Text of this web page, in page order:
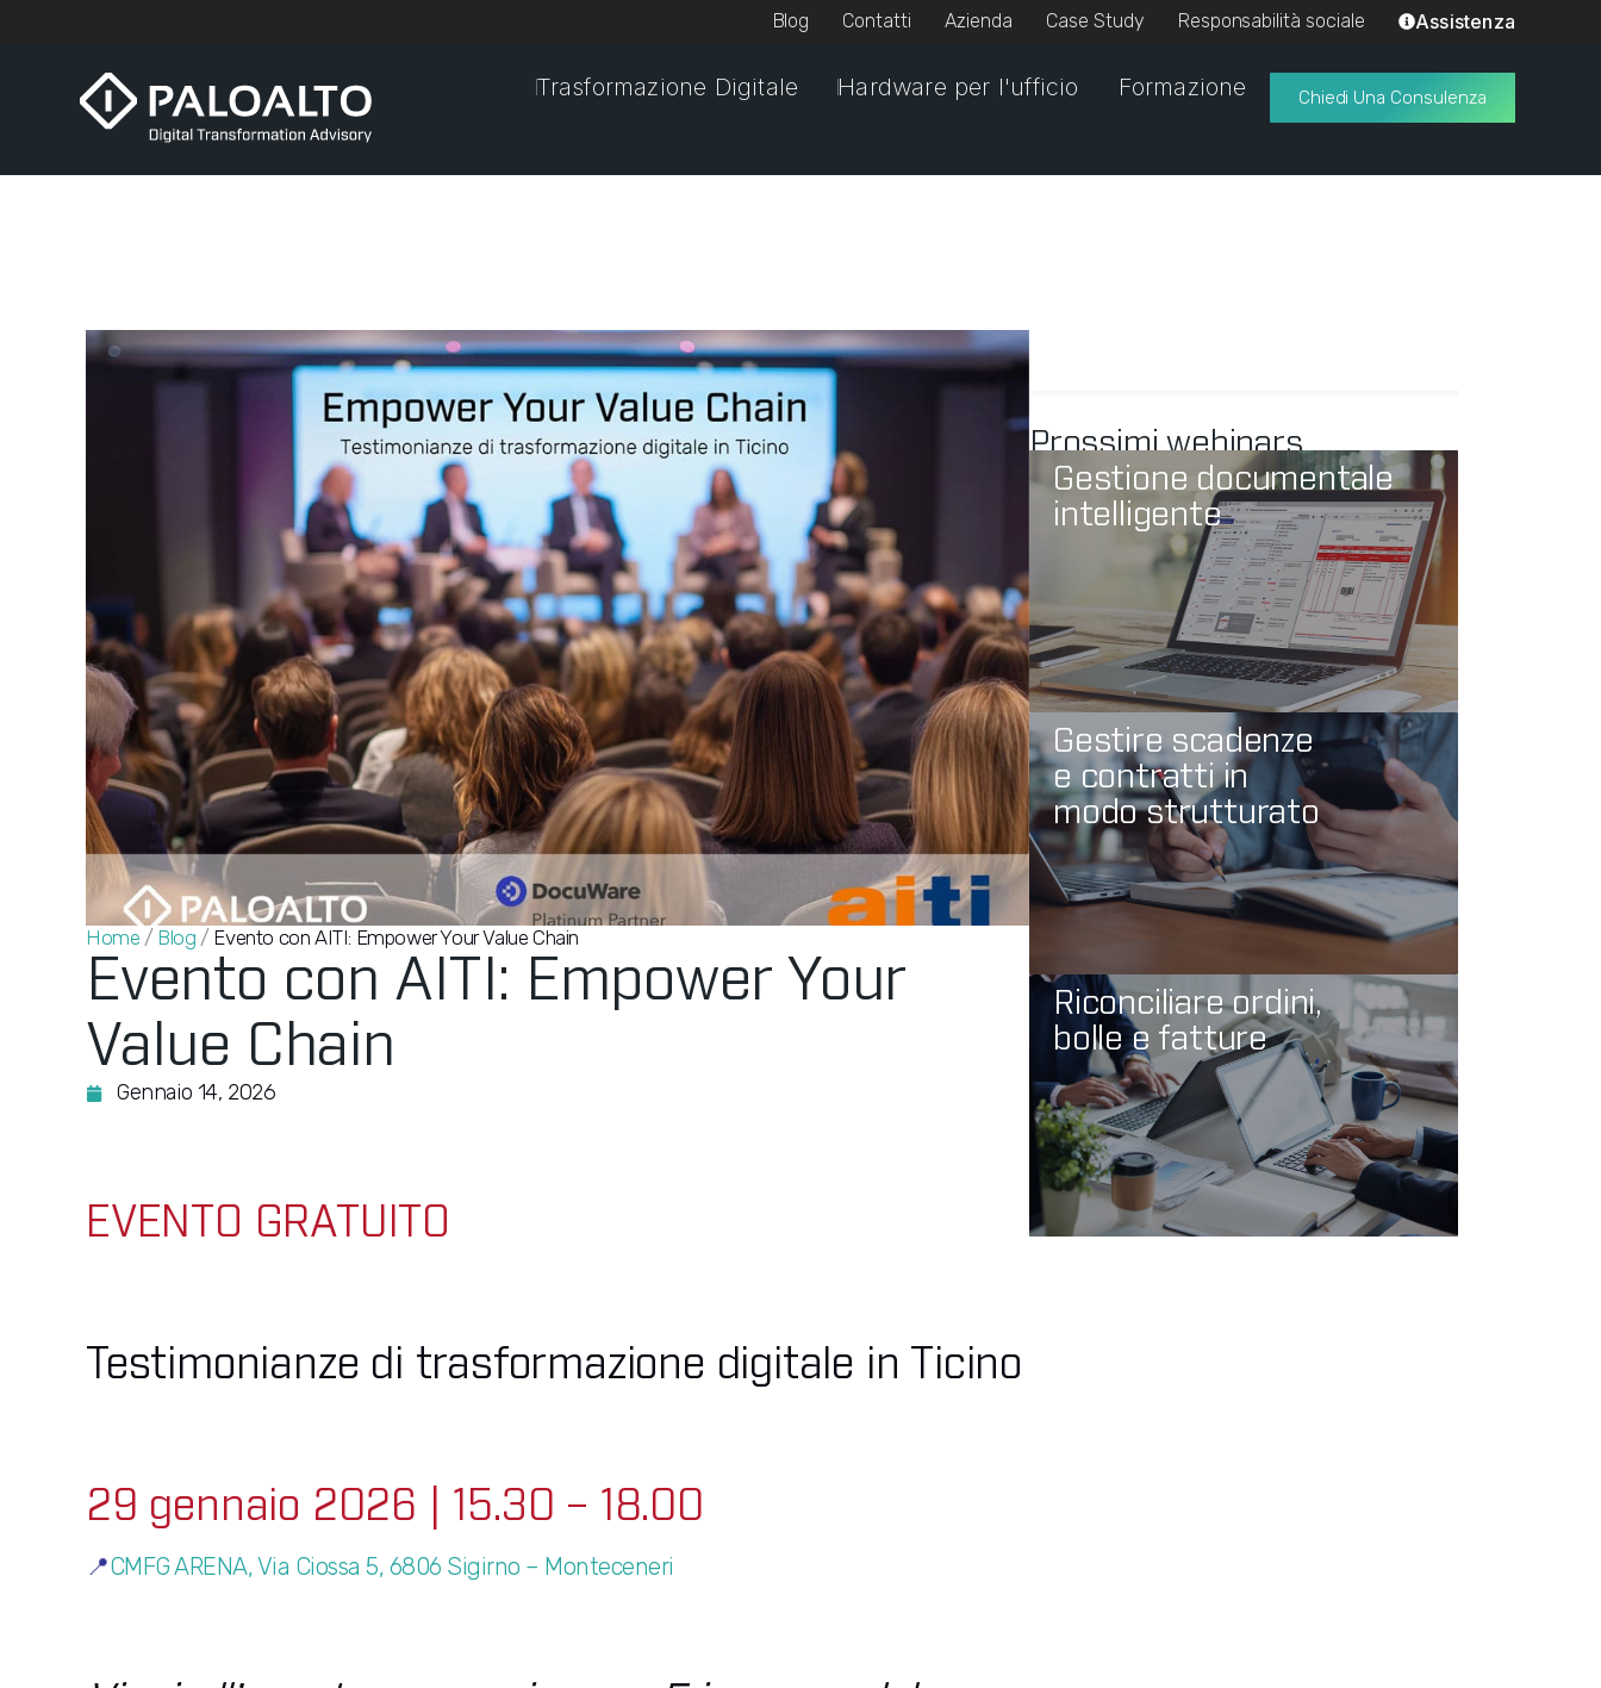
Blog Contatti Azienda Case Study Responsabilità sociale Assistenza
Trasformazione Digitale Hardware per l'ufficio Formazione Chiedi Una Consulenza
Home / Blog / Evento con AITI: Empower Your Value Chain
Evento con AITI: Empower Your
Value Chain
Gennaio 14, 2026
EVENTO GRATUITO
Testimonianze di trasformazione digitale in Ticino
29 gennaio 2026 | 15.30 – 18.00
📍CMFG ARENA, Via Ciossa 5, 6806 Sigirno – Monteceneri
Prossimi webinars
Gestione documentale
intelligente
Gestire scadenze
e contratti in
modo strutturato
Riconciliare ordini,
bolle e fatture